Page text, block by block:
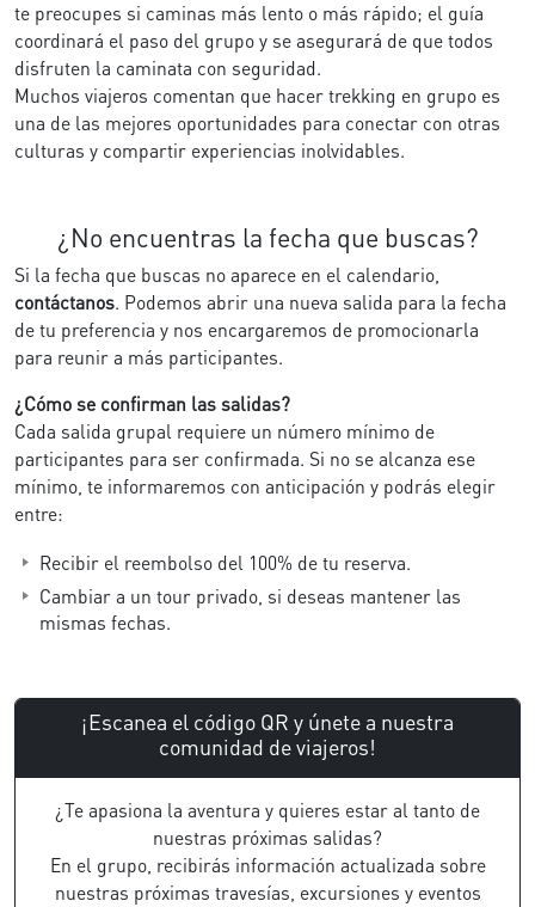
te preocupes si caminas más lento o más rápido; el guía
coordinará el paso del grupo y se asegurará de que todos
disfruten la caminata con seguridad.
Muchos viajeros comentan que hacer trekking en grupo es
una de las mejores oportunidades para conectar con otras
culturas y compartir experiencias inolvidables.
¿No encuentras la fecha que buscas?
Si la fecha que buscas no aparece en el calendario,
contáctanos. Podemos abrir una nueva salida para la fecha
de tu preferencia y nos encargaremos de promocionarla
para reunir a más participantes.
¿Cómo se confirman las salidas?
Cada salida grupal requiere un número mínimo de
participantes para ser confirmada. Si no se alcanza ese
mínimo, te informaremos con anticipación y podrás elegir
entre:
Recibir el reembolso del 100% de tu reserva.
Cambiar a un tour privado, si deseas mantener las
mismas fechas.
¡Escanea el código QR y únete a nuestra
comunidad de viajeros!
¿Te apasiona la aventura y quieres estar al tanto de
nuestras próximas salidas?
En el grupo, recibirás información actualizada sobre
nuestras próximas travesías, excursiones y eventos